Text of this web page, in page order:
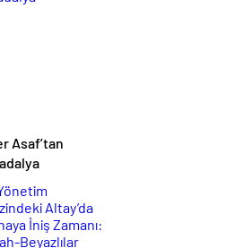
Yükseldi
Asaf’tan